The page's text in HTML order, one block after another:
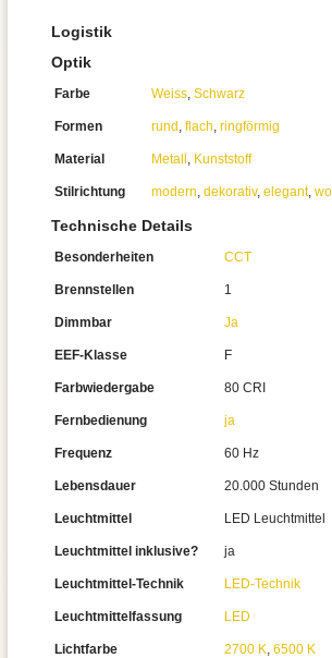
Logistik
Optik
Farbe Weiss, Schwarz
Formen rund , flach, ringförmig
Material Metall , Kunststoff
Stilrichtung modern, dekorativ, elegant,
Technische Details
Besonderheiten CCT
Brennstellen 1
Dimmbar Ja
EEF-Klasse F
Farbwiedergabe 80 CRI
Fernbedienung ja
Frequenz 60 Hz
Lebensdauer 20.000 Stunden
Leuchtmittel LED Leuchtmittel
Leuchtmittel inklusive? ja
Leuchtmittel-Technik LED-Technik
Leuchtmittelfassung LED
Lichtfarbe 2700 K, 6500 K